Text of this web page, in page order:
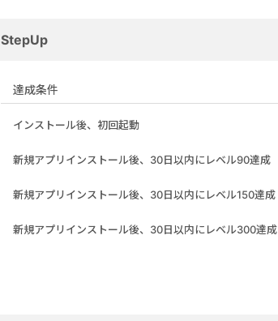
StepUp
達成条件
インストール後、初回起動
新規アプリインストール後、30日以内にレベル90達成
新規アプリインストール後、30日以内にレベル150達成
新規アプリインストール後、30日以内にレベル300達成